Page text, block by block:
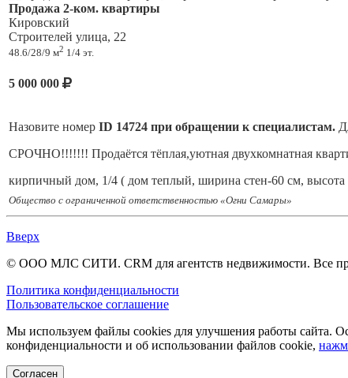
Продажа 2-ком. квартиры
Кировский
Строителей улица, 22
48.6/28/9 м2 1/4 эт.
5 000 000
Назовите номер ID 14724 при обращении к специалистам.
СРОЧНО!!!!!!! Продaётся тёплая,уютная двухкомнатная
кирпичный дом, 1/4 ( дом теплый, ширина стен-60 см, высота
Состояние квартиры нормальное, окна пластиковые, на
В квартире остается практически вся мебель.
В подъезде окна поменяли, запахов нет, чисто,на нашем
соседи сверху спокойные.
Общество с ограниченной ответственностью «Огни Самары»
Вверх
© ООО МЛС СИТИ. CRM для агентств недвижимости. Все
Политика конфиденциальности
Пользовательское соглашение
Мы используем файлы cookies для улучшения работы сайта.
конфиденциальности и об использовании файлов cookie,
Согласен